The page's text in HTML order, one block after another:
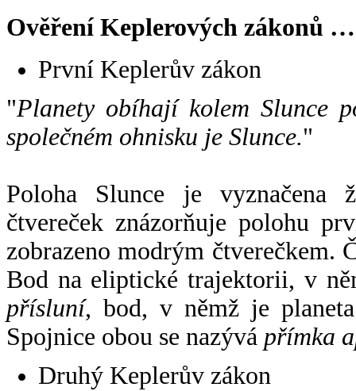
Ověření Keplerových zákonů …
První Keplerův zákon
"Planety obíhají kolem Slunce
společném ohnisku je Slunce."
Poloha Slunce je vyznačena
čtvereček znázorňuje polohu
zobrazeno modrým čtverečkem.
Bod na eliptické trajektorii, v
přísluní, bod, v němž je
Spojnice obou se nazývá přímka
Druhý Keplerův zákon